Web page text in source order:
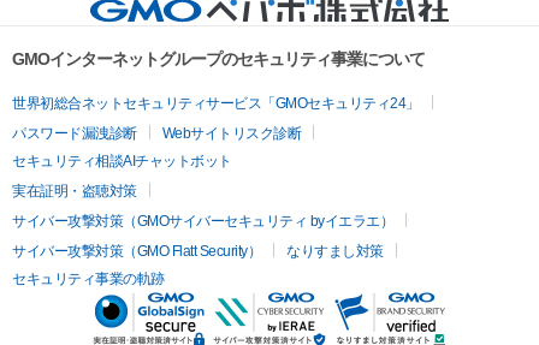
GMOインターネットグループのセキュリティ事業について
世界初総合ネットセキュリティサービス「GMOセキュリティ24」
パスワード漏洩診断
Webサイトリスク診断
セキュリティ相談AIチャットボット
実在証明・盗聴対策
サイバー攻撃対策（GMOサイバーセキュリティ byイエラエ）
サイバー攻撃対策（GMO Flatt Security）
なりすまし対策
セキュリティ事業の軌跡